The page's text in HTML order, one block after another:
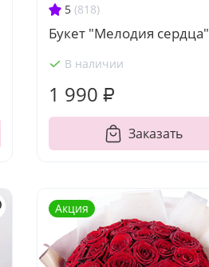
5 (818)
Букет "Мелодия сердца"
В наличии
1 990 ₽
Заказать
Акция